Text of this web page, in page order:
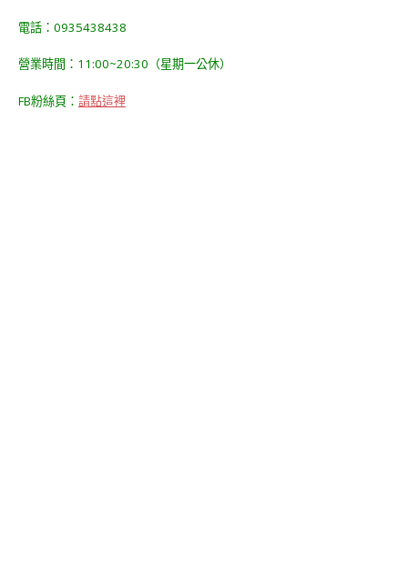
電話：0935438438
營業時間：11:00~20:30（星期一公休）
FB粉絲頁： 請點這裡